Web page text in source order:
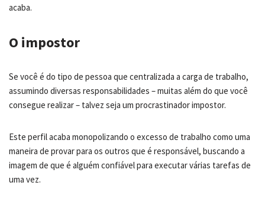
acaba.
O impostor
Se você é do tipo de pessoa que centralizada a carga de trabalho,
assumindo diversas responsabilidades – muitas além do que você
consegue realizar – talvez seja um procrastinador impostor.
Este perfil acaba monopolizando o excesso de trabalho como uma
maneira de provar para os outros que é responsável, buscando a
imagem de que é alguém confiável para executar várias tarefas de
uma vez.